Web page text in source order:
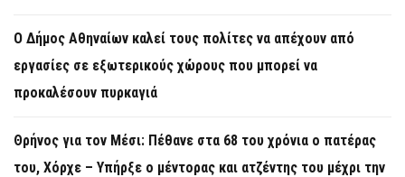
Ο Δήμος Αθηναίων καλεί τους πολίτες να απέχουν από
εργασίες σε εξωτερικούς χώρους που μπορεί να
προκαλέσουν πυρκαγιά
Θρήνος για τον Μέσι: Πέθανε στα 68 του χρόνια ο πατέρας
του, Χόρχε – Υπήρξε ο μέντορας και ατζέντης του μέχρι την